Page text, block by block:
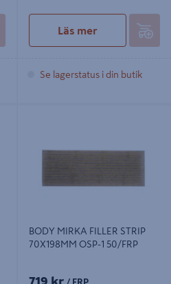
Läs mer
Se lagerstatus i din butik
BODY MIRKA FILLER STRIP
70X198MM OSP-1 50/FRP
719 kr / FRP